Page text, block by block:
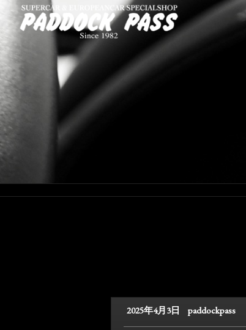
2025年4月3日 paddockpass